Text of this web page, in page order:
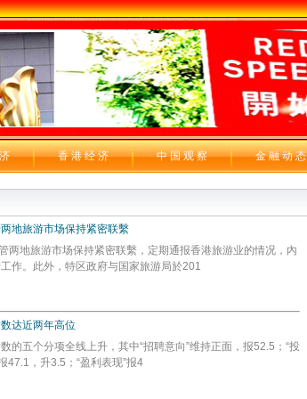
香 港 经 济 中 国 观 察 金 融 动 态
地旅游市场保持紧密联繫
两地旅游市场保持紧密联繫，定期通报香港旅游业的情况，內
作。此外，特区政府与国家旅游局於201
达近两年高位
五个分项全线上升，其中“招聘意向”维持正面，报52.5；“投
47.1，升3.5；“盈利表现”报4